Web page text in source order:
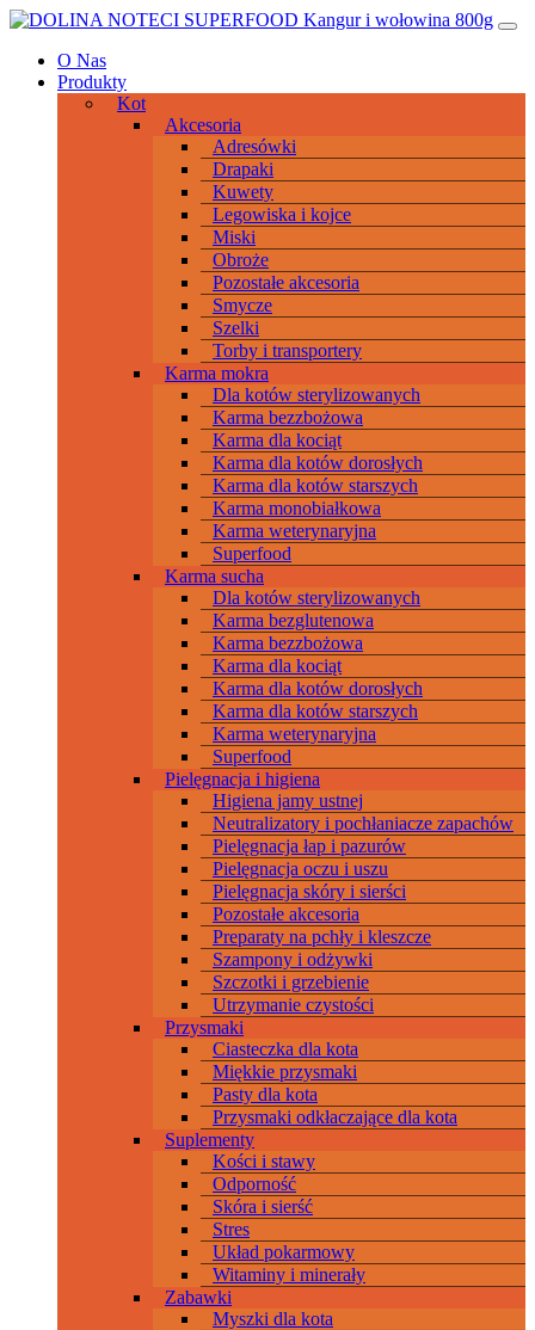
Przeskocz
treści
Main
Navigation
O Nas
Produkty
Kot
Akcesoria
Adresówki
Drapaki
Kuwety
Legowiska i kojce
Miski
Obroże
Pozostałe akcesoria
Smycze
Szelki
Torby i transportery
Karma mokra
Dla kotów sterylizowanych
Karma bezzbożowa
Karma dla kociąt
Karma dla kotów dorosłych
Karma dla kotów starszych
Karma monobiałkowa
Karma weterynaryjna
Superfood
Karma sucha
Dla kotów sterylizowanych
Karma bezglutenowa
Karma bezzbożowa
Karma dla kociąt
Karma dla kotów dorosłych
Karma dla kotów starszych
Karma weterynaryjna
Superfood
Pielęgnacja i higiena
Higiena jamy ustnej
Neutralizatory i pochłaniacze zapachów
Pielęgnacja łap i pazurów
Pielęgnacja oczu i uszu
Pielęgnacja skóry i sierści
Pozostałe akcesoria
Preparaty na pchły i kleszcze
Szampony i odżywki
Szczotki i grzebienie
Utrzymanie czystości
Przysmaki
Ciasteczka dla kota
Miękkie przysmaki
Pasty dla kota
Przysmaki odkłaczające dla kota
Suplementy
Kości i stawy
Odporność
Skóra i sierść
Stres
Układ pokarmowy
Witaminy i minerały
Zabawki
Myszki dla kota